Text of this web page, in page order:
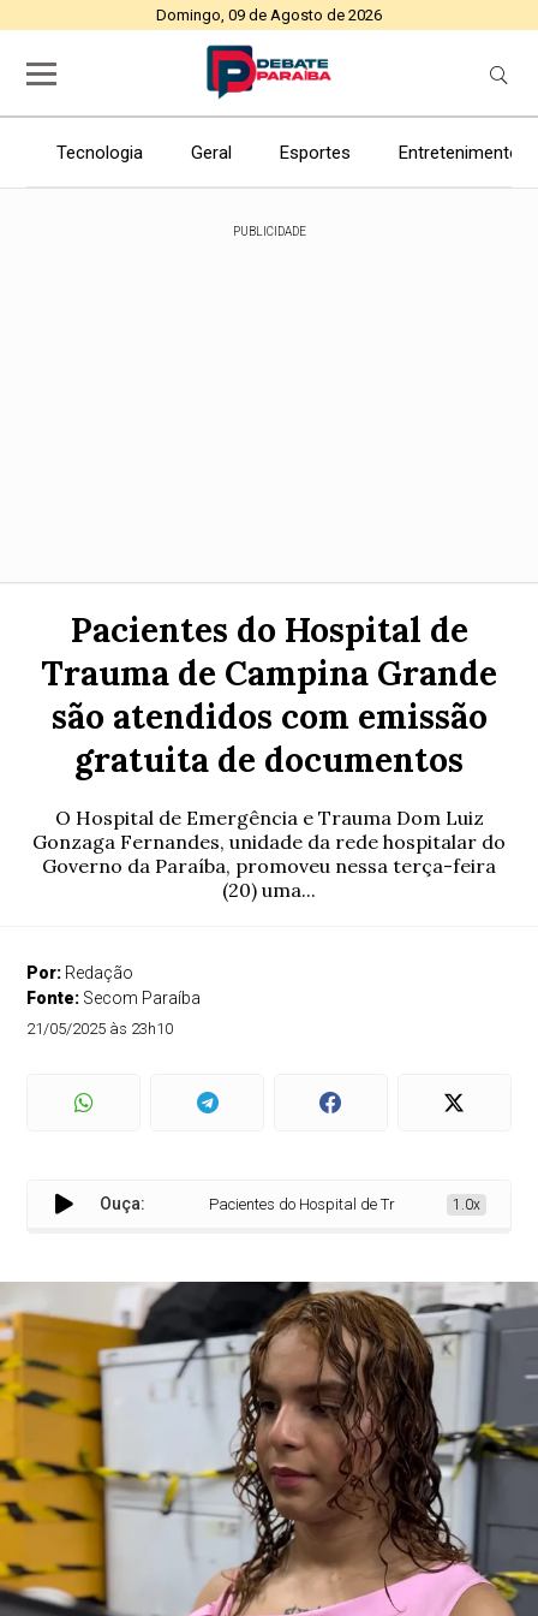
Domingo, 09 de Agosto de 2026
Tecnologia Geral Esportes Entretenimento
PUBLICIDADE
Pacientes do Hospital de
Trauma de Campina Grande
são atendidos com emissão
gratuita de documentos
O Hospital de Emergência e Trauma Dom Luiz
Gonzaga Fernandes, unidade da rede hospitalar do
Governo da Paraíba, promoveu nessa terça-feira
(20) uma...
Por: Redação
Fonte: Secom Paraíba
21/05/2025 às 23h10
Ouça: Pacientes do Hospital de Trauma de Campina
1.0x